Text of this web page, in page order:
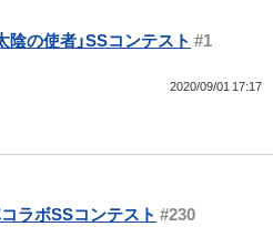
陰の使者」SSコンテスト #1
2020/09/01 17:17
コラボSSコンテスト #230